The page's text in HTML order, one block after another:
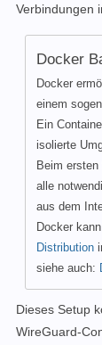
Verbindungen
Docker
Docker
einem
Ein
isolierte
Beim
alle
aus dem
Docker
Distribution
siehe auch:
Dieses Setup
WireGuard-